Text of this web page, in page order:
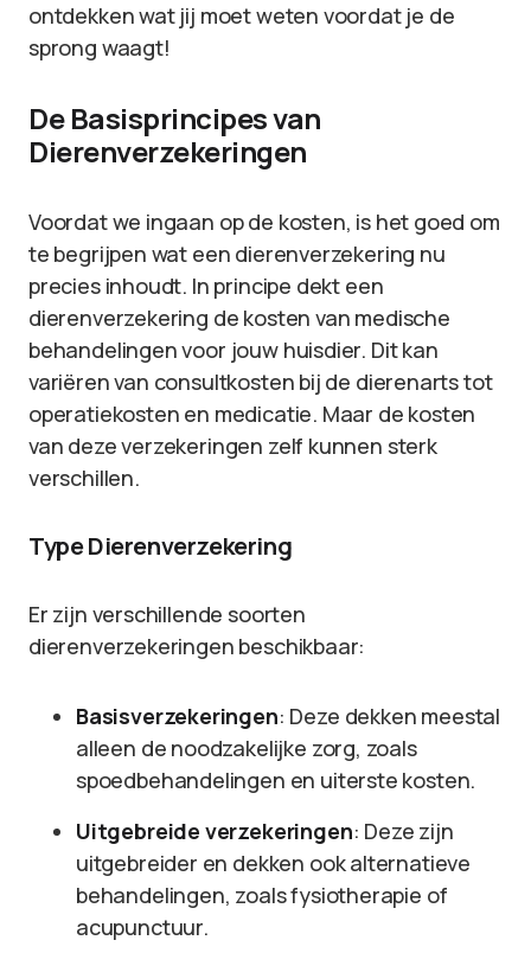
ontdekken wat jij moet weten voordat je de
sprong waagt!
De Basisprincipes van
Dierenverzekeringen
Voordat we ingaan op de kosten, is het goed om
te begrijpen wat een dierenverzekering nu
precies inhoudt. In principe dekt een
dierenverzekering de kosten van medische
behandelingen voor jouw huisdier. Dit kan
variëren van consultkosten bij de dierenarts tot
operatiekosten en medicatie. Maar de kosten
van deze verzekeringen zelf kunnen sterk
verschillen.
Type Dierenverzekering
Er zijn verschillende soorten
dierenverzekeringen beschikbaar:
Basisverzekeringen: Deze dekken meestal
alleen de noodzakelijke zorg, zoals
spoedbehandelingen en uiterste kosten.
Uitgebreide verzekeringen: Deze zijn
uitgebreider en dekken ook alternatieve
behandelingen, zoals fysiotherapie of
acupunctuur.